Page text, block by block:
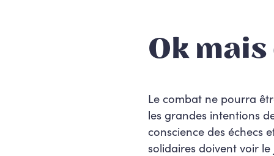
Ok
Le combat ne pourra
les grandes intentions
conscience des échecs
solidaires doivent voir le